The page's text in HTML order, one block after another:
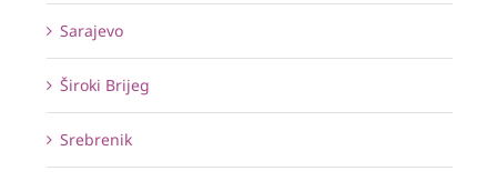
Sarajevo
Široki Brijeg
Srebrenik